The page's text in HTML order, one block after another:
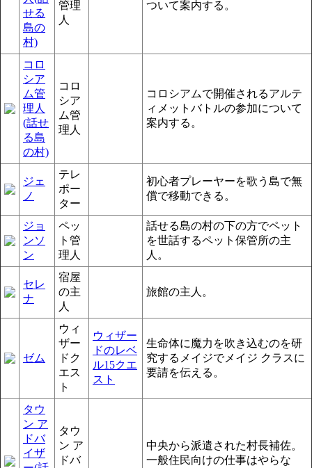
せる
島の
村)
管理
人
ついて案内する。
コロ
シア
ム管
理人
(話せ
る島
の村)
コロ
シア
ム管
理人
コロシアムで開催されるアルテ
ィメットバトルの参加について
案内する。
ジェ
ノ
テレ
ポー
ター
初心者プレーヤーを歌う島で無
償で移動できる。
ジョ
ンソ
ン
ペッ
ト管
理人
話せる島の村の下の方でペット
を世話するペット保管所の主
人。
セレ
ナ
宿屋
の主
人
旅館の主人。
ゼム
ウィ
ザー
ドク
エス
ト
ウィザー
ドのレベ
ル15クエ
スト
生命体に魔力を吹き込むのを研
究するメイジでメイジ クラスに
要請を伝える。
タウ
ン ア
ドバ
イザ
タウ
ン ア
ドバ
中央から派遣された村長補佐。
一般住民向けの仕事はやらな